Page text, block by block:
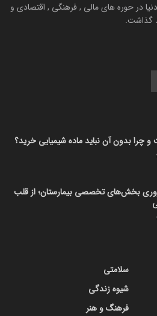
در حوره های مالی , فرهنگی , اقتصادی و
گذاشت.
بخش‌های تخصصی بیمارستان؛ از قلب
سلامتی
شیوه زندگی
فرهنگ و هنر